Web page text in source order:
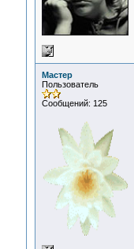
Мастер
Пользователь
Сообщений: 125